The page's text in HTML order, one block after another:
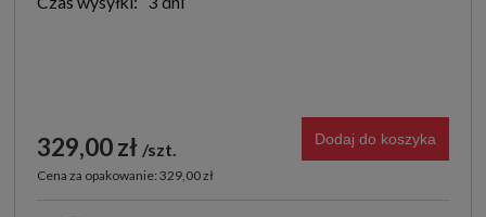
329,00 zł szt.
Cena za opakowanie: 329,00 zł
Dodaj do koszyka